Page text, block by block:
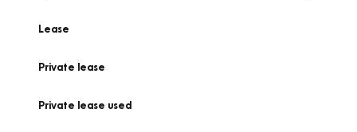
Lease
Private lease
Private lease used